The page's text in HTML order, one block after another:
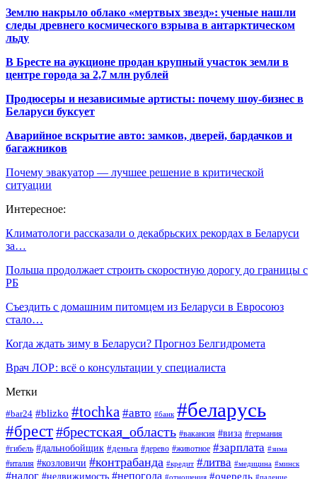
Землю накрыло облако «мертвых звезд»: ученые нашли
следы древнего космического взрыва в антарктическом
льду
В Бресте на аукционе продан крупный участок земли в
центре города за 2,7 млн рублей
Продюсеры и независимые артисты: почему шоу-бизнес в
Беларуси буксует
Аварийное вскрытие авто: замков, дверей, бардачков и
багажников
Почему эвакуатор — лучшее решение в критической
ситуации
Интересное:
Климатологи рассказали о декабрьских рекордах в Беларуси
за…
Польша продолжает строить скоростную дорогу до границы с
РБ
Съездить с домашним питомцем из Беларуси в Евросоюз
стало…
Когда ждать зиму в Беларуси? Прогноз Белгидромета
Врач ЛОР: всё о консультации у специалиста
Метки
#bar24 #blizko #tochka #авто #банк #беларусь
#брест#брестская_область #вакансия #виза #германия
#гибель #дальнобойщик #деньга #дерево #животное #зарплата #зима
#италия #козловичи #контрабанда #кредит #литва #медицина #минск
#налог #недвижимость #непогода #отношения #очередь #падение